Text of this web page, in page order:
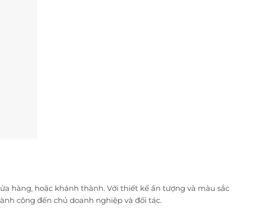
hàng, hoặc khánh thành. Với thiết kế ấn tượng và màu sắc
công đến chủ doanh nghiệp và đối tác.